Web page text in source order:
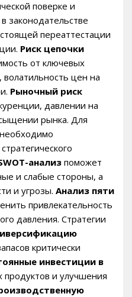
поверке и
законодательстве
переаттестации
Риск цепочки
от ключевых
цен на
Рыночный риск
давлении на
рынка. Для
анализпоможет
и слабые стороны, а
и угрозы. Анализ пяти
привлекательность
давления. Стратегии
критически
инвестиции в
продуктов и улучшения